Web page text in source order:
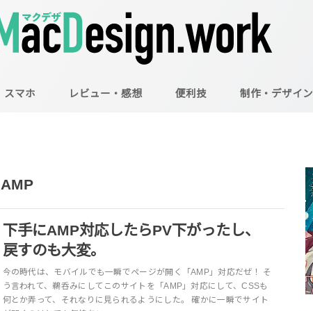
スマホ レビュー・感想 便利技 制作・デザイン
AMP
下手にAMP対応したらPV下がったし、
戻すのも大変。
今の時代は、モバイルでも一瞬でページが開く「AMP」対応だぜ！ そ
う言われて、鵜呑みにしてこのサイトを「AMP」対応にして、CSSも
何とか弄って、それなりに見られるようにした。 確かに一瞬でサイト